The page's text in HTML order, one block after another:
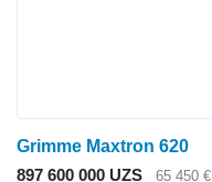
Grimme Maxtron 620
897 600 000 UZS
65 450 €